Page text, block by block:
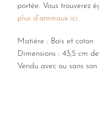
portée. Vous trouverez
plus d’animaux ici.
Matière : Bois et coton
Dimensions : 43,5 cm
Vendu avec ou sans